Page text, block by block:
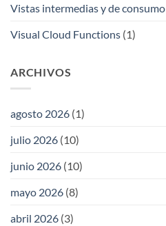
Vistas intermedias y de consumo
Visual Cloud Functions (1)
ARCHIVOS
agosto 2026 (1)
julio 2026 (10)
junio 2026 (10)
mayo 2026 (8)
abril 2026 (3)